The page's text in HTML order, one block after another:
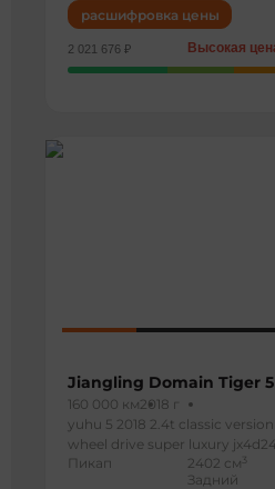
расшифровка цены
2 021 676 ₽ Высокая
Jiangling Domain Tiger 5
160 000 км2018 г
yuhu 5 2018 2.4t classic
wheel drive super luxury
Пикап
2402 см 3
Задний